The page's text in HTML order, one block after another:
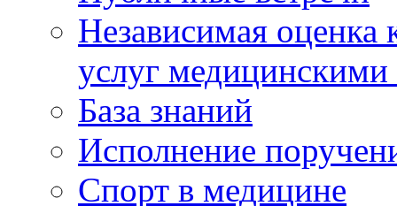
Независимая оценка
услуг
База знаний
Исполнение
Спорт в медицине